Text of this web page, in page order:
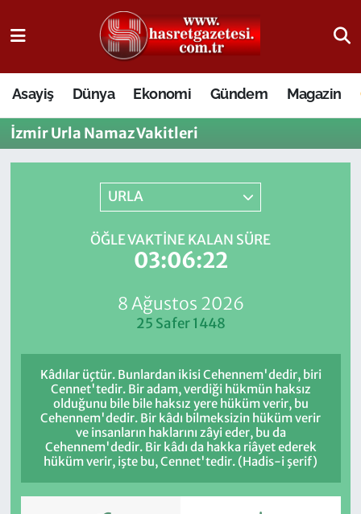
Asayiş Dünya Ekonomi Gündem Magazin
İzmir Urla Namaz Vakitleri
URLA
ÖĞLE VAKTINE KALAN SÜRE
03:06:22
8 Ağustos 2026
25 Safer 1448
Kâdılar üçtür. Bunlardan ikisi Cehennem'dedir, biri
Cennet'tedir. Bir adam, verdiği hükmün haksız
olduğunu bile bile haksız yere hüküm verir, bu
Cehennem'dedir. Bir kâdı bilmeksizin hüküm verir
ve insanların haklarını zâyi eder, bu da
Cehennem'dedir. Bir kâdı da hakka riâyet ederek
hüküm verir, işte bu, Cennet'tedir. (Hadis-i şerif)
Osmaniye Nöbetçi Eczaneler
Osmaniye Hava Durumu
Osmaniye Trafik Yoğunluk Haritası
Süper Lig Puan Durumu ve Fikstür
Son Dakika Haberleri
Haber Arşivi